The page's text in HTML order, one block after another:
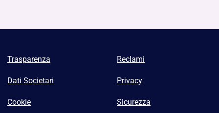
Trasparenza Reclami
Dati Societari Privacy
Cookie Sicurezza